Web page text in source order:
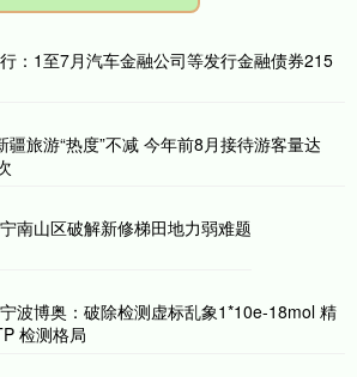
：1至7月汽车金融公司等发行金融债券215
疆旅游“热度”不减 今年前8月接待游客量达
南山区破解新修梯田地力弱难题
波博奥：破除检测虚标乱象1*10e-18mol 精
检测格局